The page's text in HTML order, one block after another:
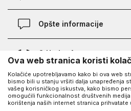
Kontakt
Opšte informacije
Provjera statusa porudžbine
Najčešća pitanja
Kako kupiti
O Under Armour-u
O nama - priča o UA
Saznajte više o UA
Karijera
UA Social
Facebook
Ova web stranica koristi
Kolačiće upotrebljavamo kako bi ova web
bismo bili u stanju vršiti dalja unapređenja
vašeg korisničkog iskustva, kako bismo
omogućili funkcionalnost društvenih
korištenja naših internet stranica prihvatate